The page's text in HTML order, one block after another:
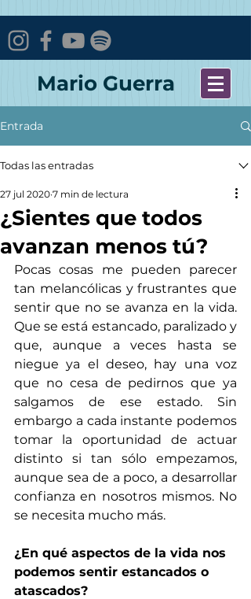
Mario Guerra
Entrada
Todas las entradas
¿Sientes que todos
avanzan menos tú?
27 jul 2020 7 min de lectura
Pocas cosas me pueden parecer
tan melancólicas y frustrantes que
sentir que no se avanza en la vida.
Que se está estancado, paralizado y
que, aunque a veces hasta se
niegue ya el deseo, hay una voz
que no cesa de pedirnos que ya
salgamos de ese estado. Sin
embargo a cada instante podemos
tomar la oportunidad de actuar
distinto si tan sólo empezamos,
aunque sea de a poco, a desarrollar
confianza en nosotros mismos. No
se necesita mucho más.
¿En qué aspectos de la vida nos
podemos sentir estancados o
atascados?